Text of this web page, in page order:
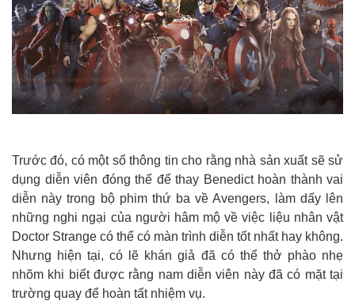
Trước đó, có một số thông tin cho rằng nhà sản xuất sẽ sử
dụng diễn viên đóng thế để thay Benedict hoàn thành vai
diễn này trong bộ phim thứ ba về Avengers, làm dấy lên
những nghi ngại của người hâm mộ về việc liệu nhân vật
Doctor Strange có thể có màn trình diễn tốt nhất hay không.
Nhưng hiện tại, có lẽ khán giả đã có thể thở phào nhẹ
nhõm khi biết được rằng nam diễn viên này đã có mặt tại
trường quay để hoàn tất nhiệm vụ.